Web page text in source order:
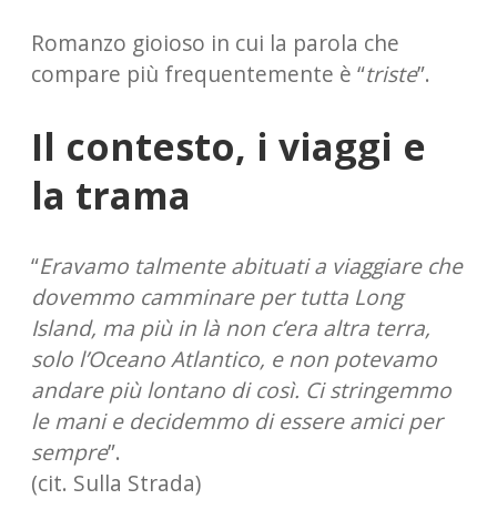
Romanzo gioioso in cui la parola che
compare più frequentemente è “triste”.
Il contesto, i viaggi e
la trama
“Eravamo talmente abituati a viaggiare che
dovemmo camminare per tutta Long
Island, ma più in là non c’era altra terra,
solo l’Oceano Atlantico, e non potevamo
andare più lontano di così. Ci stringemmo
le mani e decidemmo di essere amici per
sempre”.
(cit. Sulla Strada)